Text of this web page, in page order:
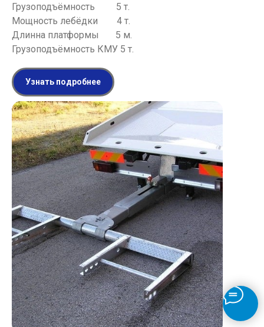
Грузоподъёмность 5 т.
Мощность лебёдки 4 т.
Длинна платформы 5 м.
Грузоподъёмность КМУ 5 т.
Узнать подробнее